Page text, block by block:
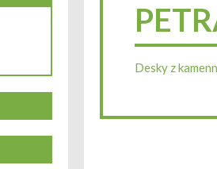
Desky z